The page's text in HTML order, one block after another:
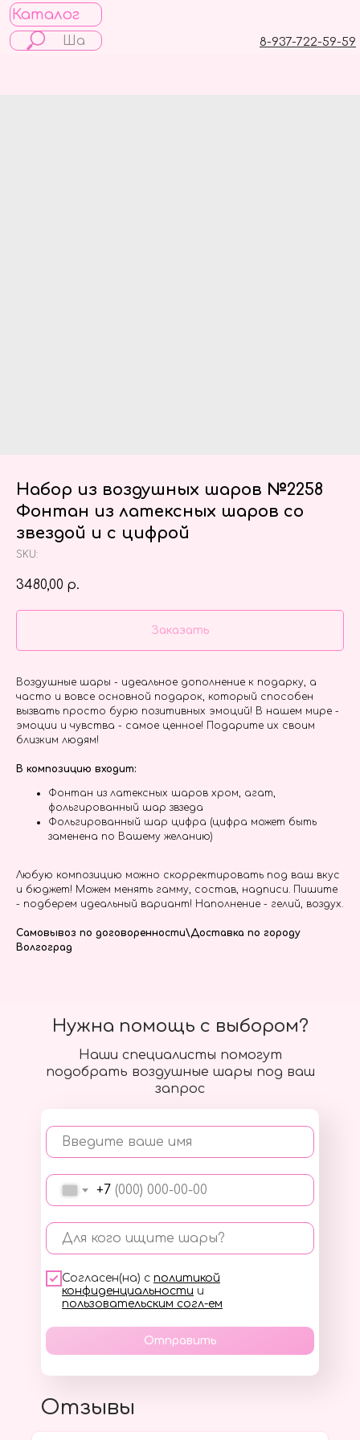
Каталог
8-937-722-59-59
Набор из воздушных шаров №2258
Фонтан из латексных шаров со
звездой и с цифрой
SKU:
3480,00 р.
Заказать
Воздушные шары - идеальное дополнение к подарку, а
часто и вовсе основной подарок, который способен
вызвать просто бурю позитивных эмоций! В нашем мире -
эмоции и чувства - самое ценное! Подарите их своим
близким людям!
В композицию входит:
Фонтан из латексных шаров хром, агат,
фольгированный шар звзеда
Фольгированный шар цифра (цифра может быть
заменена по Вашему желанию)
Любую композицию можно скорректировать под ваш вкус
и бюджет! Можем менять гамму, состав, надписи. Пишите
- подберем идеальный вариант! Наполнение - гелий, воздух.
Самовывоз по договоренности\Доставка по городу
Волгоград
Наши специалисты помогут
подобрать воздушные шары под ваш
запрос
Введите ваше имя
+7
Для кого ищите шары?
Согласен(на) с политикой
конфиденциальности и
пользовательским согл-ем
Отправить
Нужна помощь с выбором?
Отзывы